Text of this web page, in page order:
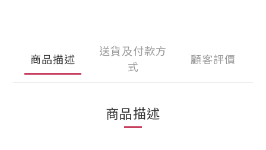
商品描述
送貨及付款方
式
顧客評價
商品描述